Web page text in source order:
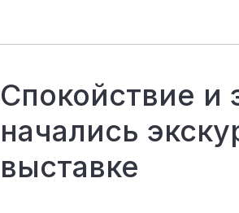
Спокойствие и
начались
выставке